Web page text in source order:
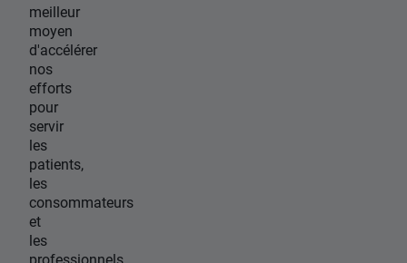
meilleur
moyen
d'accélérer
nos
efforts
pour
servir
les
patients,
les
consommateurs
et
les
professionnels